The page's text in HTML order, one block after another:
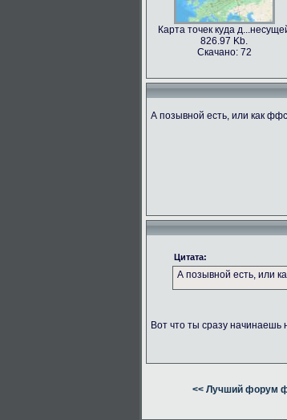
Карта точек куда
826.97 Kb.
Скачано: 72
А позывной есть, или как
Цитата:
А позывной есть, или
Вот что ты сразу начинаешь
<< Лучший форум